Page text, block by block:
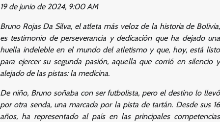
19 de junio de 2024, 9:00 AM
Bruno Rojas Da Silva, el atleta más veloz de la historia de Bolivia,
es testimonio de perseverancia y dedicación que ha dejado una
huella indeleble en el mundo del atletismo y que, hoy, está listo
para ejercer su segunda pasión, aquella que corrió en silencio y
alejado de las pistas: la medicina.
De niño, Bruno soñaba con ser futbolista, pero el destino lo llevó
por otra senda, una marcada por la pista de tartán. Desde sus 16
años, ha representado al país en las principales competencias